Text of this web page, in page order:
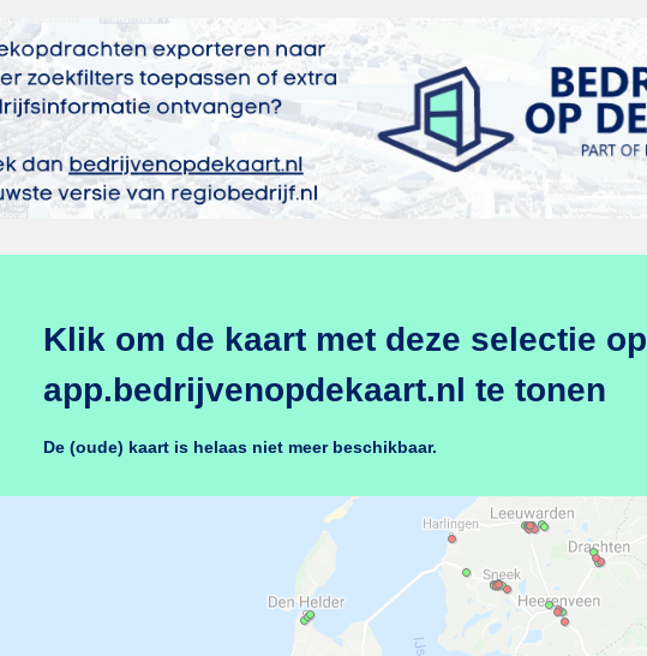
Klik om de kaart met deze selectie op
app.bedrijvenopdekaart.nl te tonen
De (oude) kaart is helaas niet meer beschikbaar.